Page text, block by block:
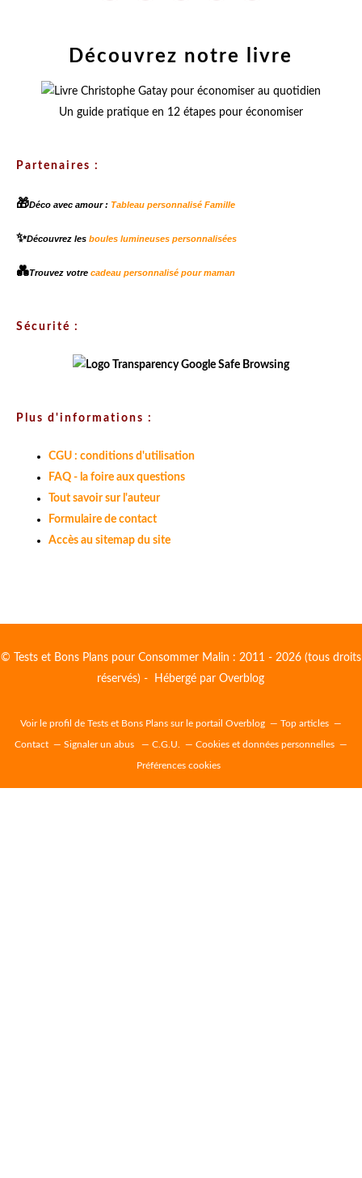
Découvrez notre livre
Un guide pratique en 12 étapes pour économiser
Partenaires :
🎁Déco avec amour : Tableau personnalisé Famille
✨Découvrez les boules lumineuses personnalisées
💑Trouvez votre cadeau personnalisé pour maman
Sécurité :
Plus d'informations :
CGU : conditions d'utilisation
FAQ - la foire aux questions
Tout savoir sur l'auteur
Formulaire de contact
Accès au sitemap du site
© Tests et Bons Plans pour Consommer Malin : 2011 - 2026 (tous droits
réservés) - Hébergé parOverblog
Voir le profil de Tests et Bons Plans sur le portail Overblog Top articles
Contact Signaler un abus C.G.U. Cookies et données personnelles
Préférences cookies